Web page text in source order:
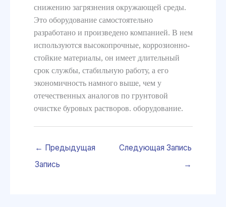
снижению загрязнения окружающей среды.
Это оборудование самостоятельно
разработано и произведено компанией. В нем
используются высокопрочные, коррозионно-
стойкие материалы, он имеет длительный
срок службы, стабильную работу, а его
экономичность намного выше, чем у
отечественных аналогов по грунтовой
очистке буровых растворов. оборудование.
← Предыдущая
Запись
Следующая Запись
→